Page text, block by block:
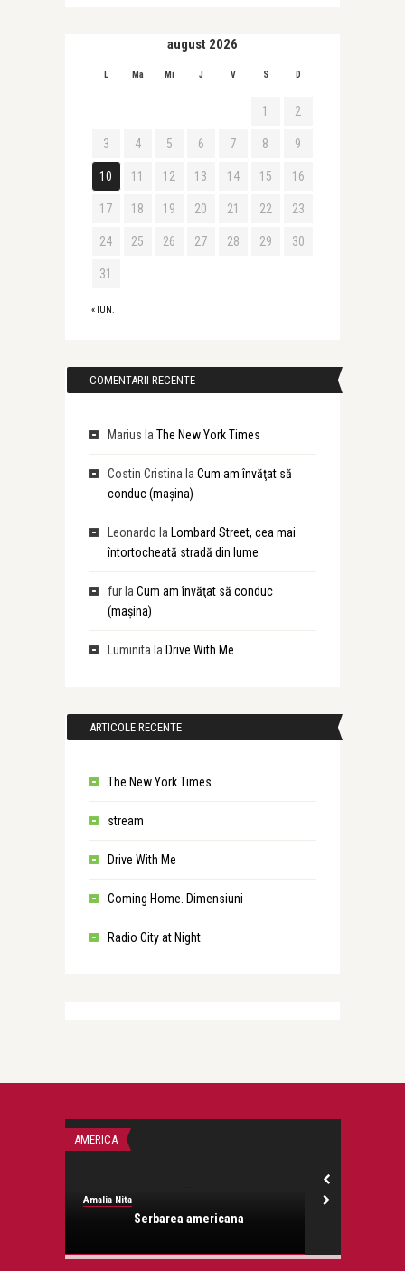
august 2026
L Ma Mi J V S D
« IUN.
1 2
3 4 5 6 7 8 9
10 11 12 13 14 15 16
17 18 19 20 21 22 23
24 25 26 27 28 29 30
31
COMENTARII RECENTE
Marius la The New York Times
Costin Cristina la Cum am învăţat să
conduc (maşina)
Leonardo la Lombard Street, cea mai
întortocheată stradă din lume
furla Cum am învăţat să conduc
(maşina)
Luminita la Drive With Me
ARTICOLE RECENTE
The New York Times
stream
Drive With Me
Coming Home. Dimensiuni
Radio City at Night
AMERICA
Amalia Nita
Serbarea americana